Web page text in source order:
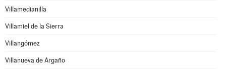
Villamedianilla
Villamiel de la Sierra
Villangómez
Villanueva de Argaño